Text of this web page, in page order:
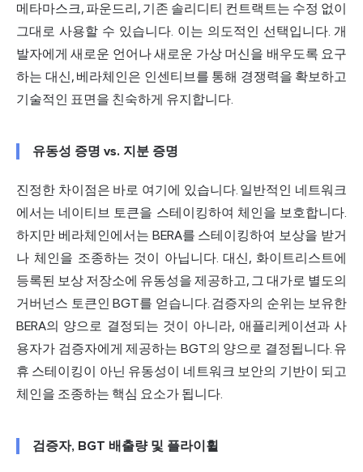
메타마스크, 파운드리, 기존 솔리디티 컨트랙트는 수정 없이
그대로 사용할 수 있습니다. 이는 의도적인 선택입니다. 개
발자에게 새로운 언어나 새로운 가상 머신을 배우도록 요구
하는 대신, 베라체인은 인센티브를 통해 경쟁력을 확보하고
기술적인 표면을 친숙하게 유지합니다.
유동성 증명 vs. 지분 증명
진정한 차이점은 바로 여기에 있습니다. 일반적인 네트워크
에서는 네이티브 토큰을 스테이킹하여 체인을 보호합니다.
하지만 베라체인에서는 BERA를 스테이킹하여 보상을 받거
나 체인을 조종하는 것이 아닙니다. 대신, 화이트리스트에
등록된 보상 저장소에 유동성을 제공하고, 그 대가로 별도의
거버넌스 토큰인 BGT를 얻습니다. 검증자의 순위는 보유한
BERA의 양으로 결정되는 것이 아니라, 애플리케이션과 사
용자가 검증자에게 제공하는 BGT의 양으로 결정됩니다. 유
휴 스테이킹이 아닌 유동성이 네트워크 보안의 기반이 되고
체인을 조종하는 핵심 요소가 됩니다.
검증자, BGT 배출량 및 플라이휠